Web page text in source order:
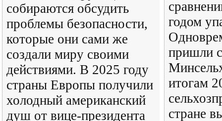
собираются обсудить
проблемы безопасности,
которые они сами же
создали миру своими
действиями. В 2025 году
страны Европы получили
холодный американский
душ от вице-президента
годом
пришли
итогам
стране